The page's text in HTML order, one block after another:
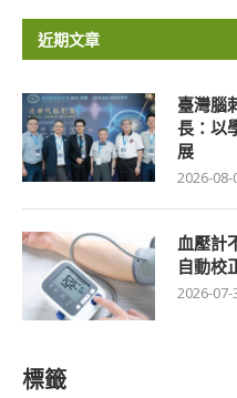
近期文章
臺灣腦
長：以
展
2026-08-
血壓計
自動校
2026-07-
標籤